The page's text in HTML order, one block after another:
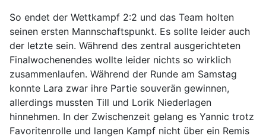
So endet der Wettkampf 2:2 und das Team holten
seinen ersten Mannschaftspunkt. Es sollte leider auch
der letzte sein. Während des zentral ausgerichteten
Finalwochenendes wollte leider nichts so wirklich
zusammenlaufen. Während der Runde am Samstag
konnte Lara zwar ihre Partie souverän gewinnen,
allerdings mussten Till und Lorik Niederlagen
hinnehmen. In der Zwischenzeit gelang es Yannic trotz
Favoritenrolle und langen Kampf nicht über ein Remis